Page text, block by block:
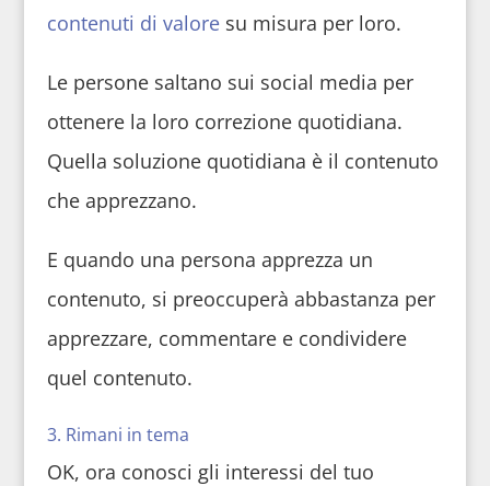
contenuti di valoresu misura per loro.
Le persone saltano sui social media per
ottenere la loro correzione quotidiana.
Quella soluzione quotidiana è il contenuto
che apprezzano.
E quando una persona apprezza un
contenuto, si preoccuperà abbastanza per
apprezzare, commentare e condividere
quel contenuto.
3. Rimani in tema
OK, ora conosci gli interessi del tuo